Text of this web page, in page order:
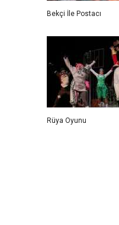
Bekçi İle Postacı
Rüya Oyunu